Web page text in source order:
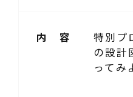
内 容
特別プ
の設計
ってみ